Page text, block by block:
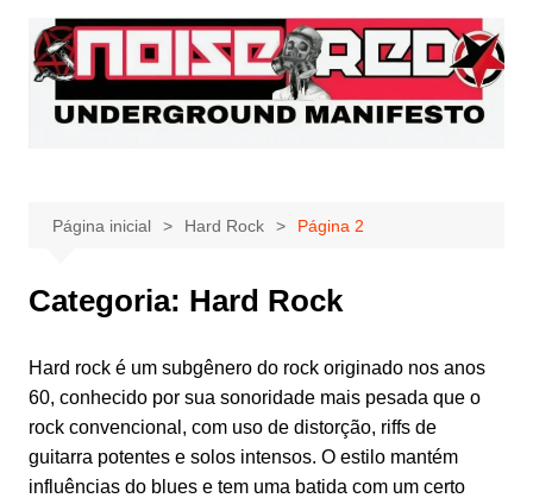
para
conteúdo
Página inicial Hard Rock Página 2
Categoria: Hard Rock
Hard rock é um subgênero do rock originado nos anos
60, conhecido por sua sonoridade mais pesada que o
rock convencional, com uso de distorção, riffs de
guitarra potentes e solos intensos. O estilo mantém
influências do blues e tem uma batida com um certo